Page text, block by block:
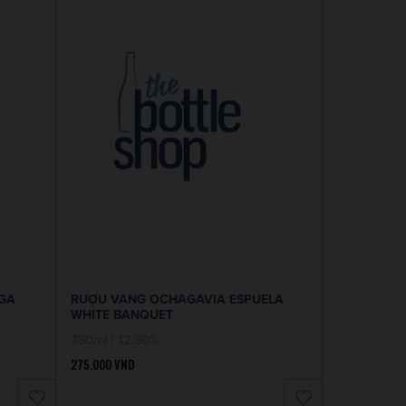
RƯỢU VANG OCHAGAVIA ESPUELA
WHITE BANQUET
275.000VND